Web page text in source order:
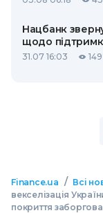
Нацбанк
щодо
31.07 16:03
Finance.ua / Всі
векселізація
покриття